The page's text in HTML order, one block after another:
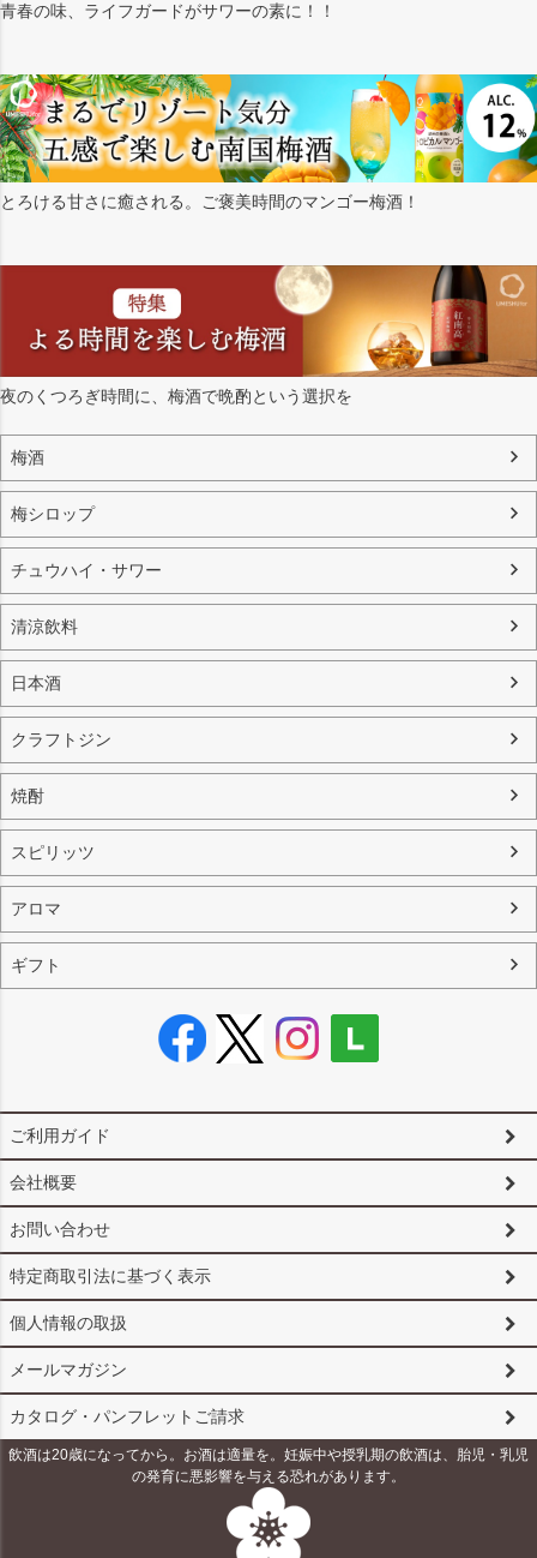
青春の味、ライフガードがサワーの素に！！
とろける甘さに癒される。ご褒美時間のマンゴー梅酒！
夜のくつろぎ時間に、梅酒で晩酌という選択を
梅酒
梅シロップ
チュウハイ・サワー
清涼飲料
日本酒
クラフトジン
焼酎
スピリッツ
アロマ
ギフト
ご利用ガイド
会社概要
お問い合わせ
特定商取引法に基づく表示
個人情報の取扱
メールマガジン
カタログ・パンフレットご請求
飲酒は20歳になってから。お酒は適量を。妊娠中や授乳期の飲酒は、胎児・乳児
の発育に悪影響を与える恐れがあります。